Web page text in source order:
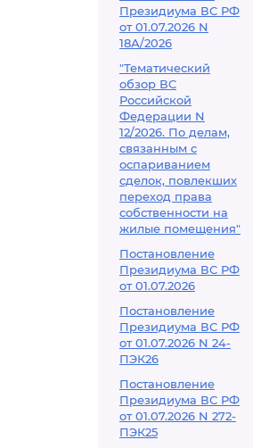
Президиума ВС РФ
от 01.07.2026 N
18А/2026
"Тематический
обзор ВС
Российской
Федерации N
12/2026. По делам,
связанным с
оспариванием
сделок, повлекших
переход права
собственности на
жилые помещения"
Постановление
Президиума ВС РФ
от 01.07.2026
Постановление
Президиума ВС РФ
от 01.07.2026 N 24-
ПЭК26
Постановление
Президиума ВС РФ
от 01.07.2026 N 272-
ПЭК25